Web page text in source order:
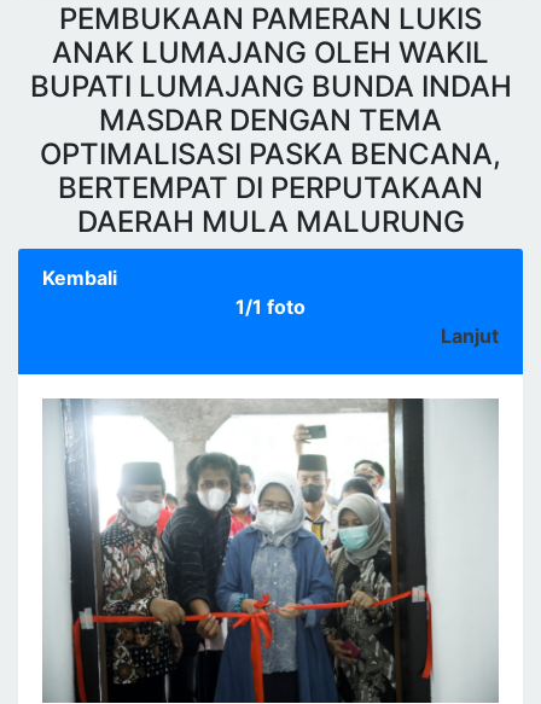
PEMBUKAAN PAMERAN LUKIS
ANAK LUMAJANG OLEH WAKIL
BUPATI LUMAJANG BUNDA INDAH
MASDAR DENGAN TEMA
OPTIMALISASI PASKA BENCANA,
BERTEMPAT DI PERPUTAKAAN
DAERAH MULA MALURUNG
Kembali
1/1 foto
Lanjut